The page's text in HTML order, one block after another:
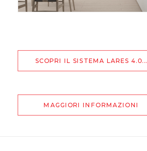
SCOPRI IL SISTEMA LARES 4.0...
MAGGIORI INFORMAZIONI